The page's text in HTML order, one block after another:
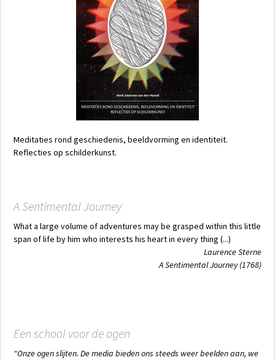
Meditaties rond geschiedenis, beeldvorming en identiteit.
Reflecties op schilderkunst.
A Sentimental Journey
What a large volume of adventures may be grasped within this little
span of life by him who interests his heart in every thing (...)
Laurence Sterne
A Sentimental Journey (1768)
Een school voor de ogen
"Onze ogen slijten. De media bieden ons steeds weer beelden aan, we